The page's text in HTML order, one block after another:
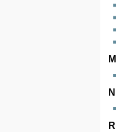
M
N
R